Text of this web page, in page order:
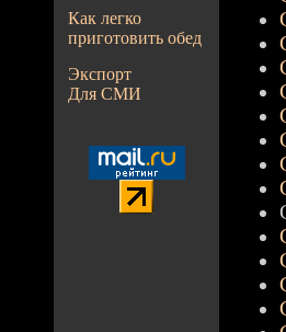
Как легко
приготовить обед
Экспорт
Для СМИ